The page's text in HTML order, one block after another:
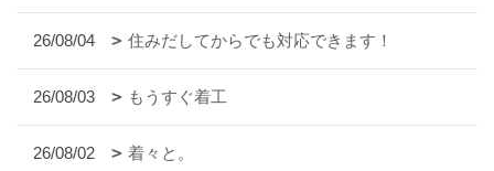
26/08/04 住みだしてからでも対応できます！
26/08/03 もうすぐ着工
26/08/02 着々と。